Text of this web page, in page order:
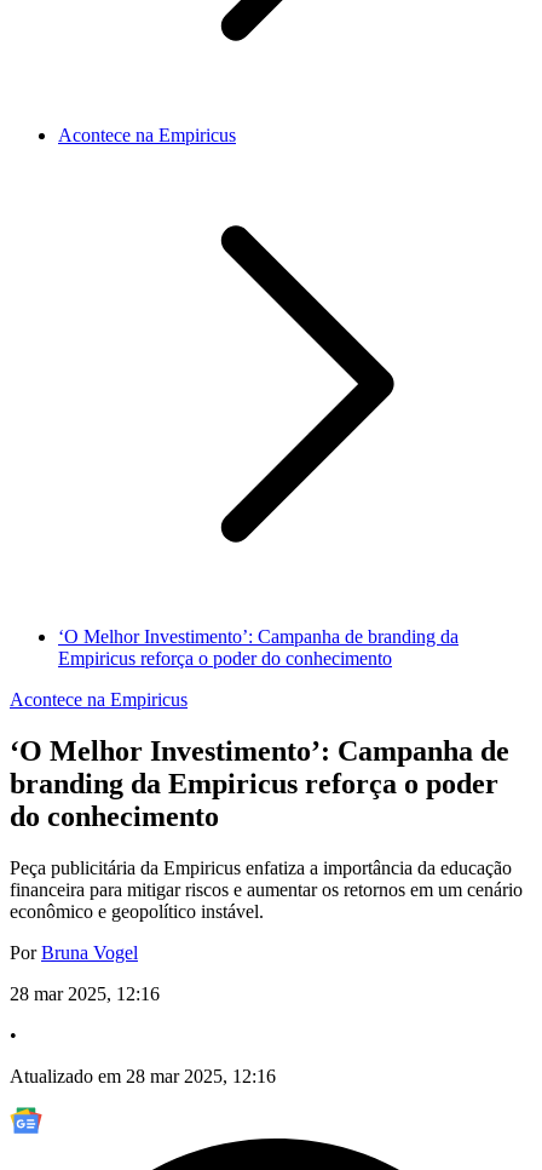
Acontece na Empiricus
‘O Melhor Investimento’: Campanha de branding da
Empiricus reforça o poder do conhecimento
Acontece na Empiricus
‘O Melhor Investimento’: Campanha de
branding da Empiricus reforça o poder
do conhecimento
Peça publicitária da Empiricus enfatiza a importância da educação
financeira para mitigar riscos e aumentar os retornos em um cenário
econômico e geopolítico instável.
PorBruna Vogel
28 mar 2025, 12:16
•
Atualizado em 28 mar 2025, 12:16